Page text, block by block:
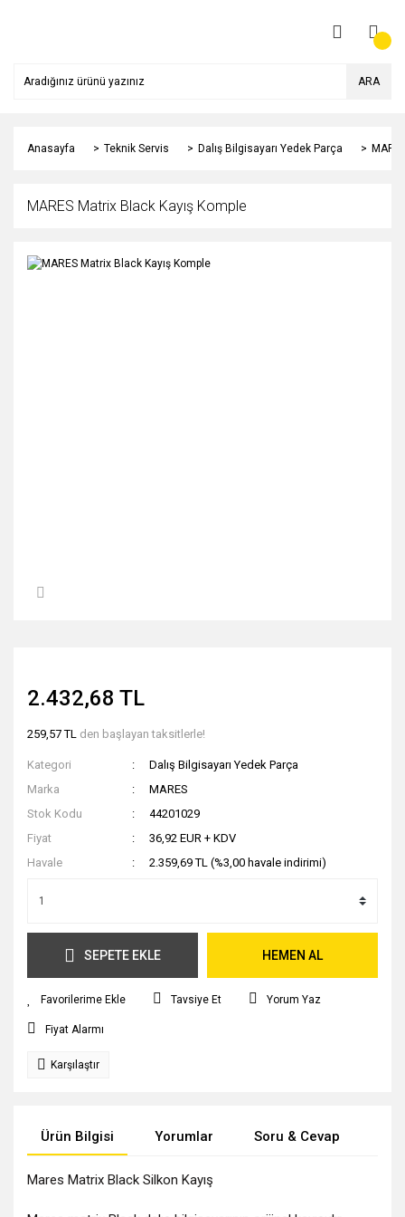
ARA
Anasayfa Teknik Servis Dalış Bilgisayarı Yedek Parça
MARES Matrix Black Kayış Komple
2.432,68 TL
259,57 TL den başlayan taksitlerle!
Kategori
Dalış Bilgisayarı Yedek Parça
Marka
MARES
Stok Kodu
44201029
Fiyat
36,92 EUR + KDV
Havale
2.359,69 TL (%3,00 havale indirimi)
SEPETE EKLE HEMEN AL
Tavsiye Et Yorum Yaz
Fiyat Alarmı
Karşılaştır
Ürün Bilgisi Yorumlar Soru & Cevap
Mares Matrix Black Silkon Kayış